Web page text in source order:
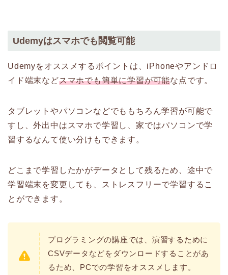
Udemyはスマホでも閲覧可能
Udemyをオススメするポイントは、iPhoneやアンドロ
イド端末などスマホでも簡単に学習が可能な点です。
タブレットやパソコンなどでももちろん学習が可能で
すし、外出中はスマホで学習し、家ではパソコンで学
習するなんて使い分けもできます。
どこまで学習したかがデータとして残るため、途中で
学習端末を変更しても、ストレスフリーで学習するこ
とができます。
プログラミングの講座では、演習するために
CSVデータなどをダウンロードすることがあ
るため、PCでの学習をオススメします。